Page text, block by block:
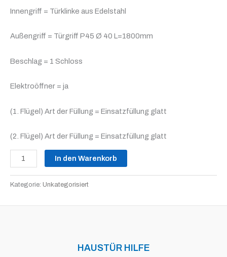
Innengriff = Türklinke aus Edelstahl
Außengriff = Türgriff P45 Ø 40 L=1800mm
Beschlag = 1 Schloss
Elektroöffner = ja
(1. Flügel) Art der Füllung = Einsatzfüllung glatt
(2. Flügel) Art der Füllung = Einsatzfüllung glatt
In den Warenkorb
Kategorie: Unkategorisiert
HAUSTÜR HILFE